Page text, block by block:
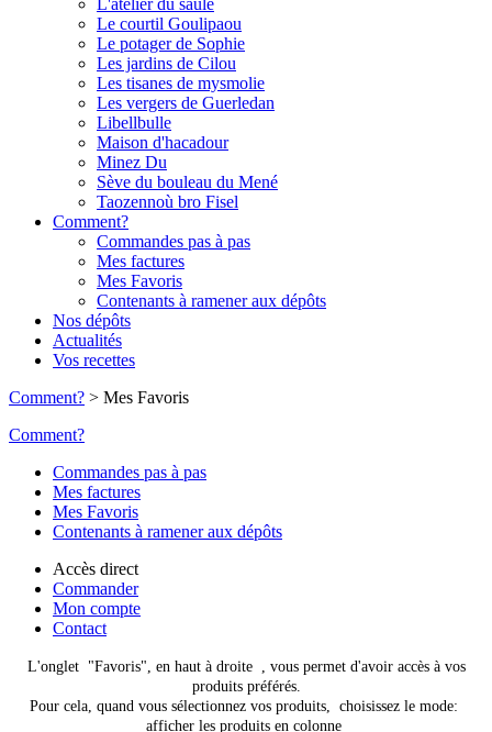
L'atelier du saule
Le courtil Goulipaou
Le potager de Sophie
Les jardins de Cilou
Les tisanes de mysmolie
Les vergers de Guerledan
Libellbulle
Maison d'hacadour
Minez Du
Sève du bouleau du Mené
Taozennoù bro Fisel
Comment?
Commandes pas à pas
Mes factures
Mes Favoris
Contenants à ramener aux dépôts
Nos dépôts
Actualités
Vos recettes
Comment? > Mes Favoris
Comment?
Commandes pas à pas
Mes factures
Mes Favoris
Contenants à ramener aux dépôts
Accès direct
Commander
Mon compte
Contact
L'onglet "Favoris", en haut à droite , vous permet d'avoir accès à vos
produits préférés.
Pour cela, quand vous sélectionnez vos produits, choisissez le mode:
afficher les produits en colonne